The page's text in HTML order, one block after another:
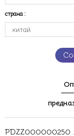
страна :
PDZZ000000250